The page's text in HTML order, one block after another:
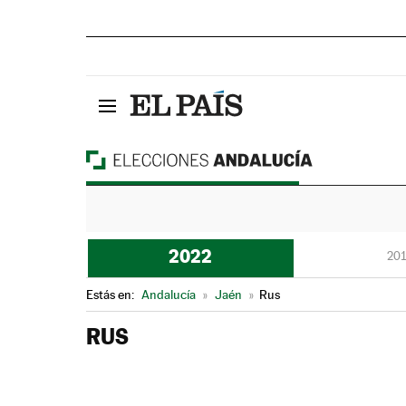
2022
Estás en: Andalucía » Jaén » Rus
RUS